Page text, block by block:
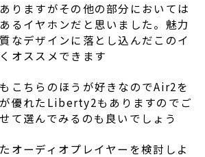
りますがその他の部分においては
るイヤホンだと思いました。魅力
なデザインに落とし込んだこのイ
オススメできます
こちらのほうが好きなのでAir2を
優れたLiberty2もありますのでご
て選んでみるのも良いでしょう
オーディオプレイヤーを検討しよ